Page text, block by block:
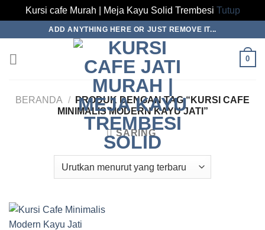
Kursi cafe Murah | Meja Kayu Solid Trembesi Tutup
content
ADD ANYTHING HERE OR JUST REMOVE IT...
0
BERANDA /
PRODUK DENGAN TAG “KURSI CAFE
MINIMALIS MODERN KAYU JATI”
SARING